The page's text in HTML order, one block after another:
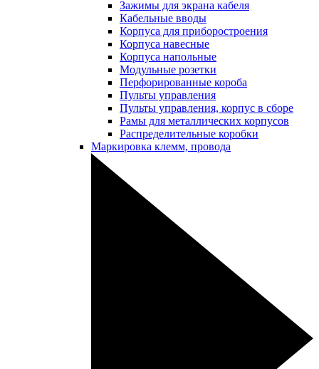
Зажимы для экрана кабеля
Кабельные вводы
Корпуса для приборостроения
Корпуса навесные
Корпуса напольные
Модульные розетки
Перфорированные короба
Пульты управления
Пульты управления, корпус в сборе
Рамы для металлических корпусов
Распределительные коробки
Маркировка клемм, провода